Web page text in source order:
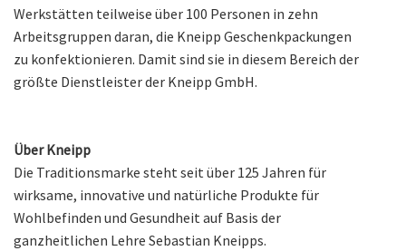
Werkstätten teilweise über 100 Personen in zehn
Arbeitsgruppen daran, die Kneipp Geschenkpackungen
zu konfektionieren. Damit sind sie in diesem Bereich der
größte Dienstleister der Kneipp GmbH.
Über Kneipp
Die Traditionsmarke steht seit über 125 Jahren für
wirksame, innovative und natürliche Produkte für
Wohlbefinden und Gesundheit auf Basis der
ganzheitlichen Lehre Sebastian Kneipps.